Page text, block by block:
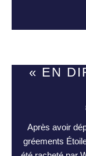
« EN
Après avoir
gréements